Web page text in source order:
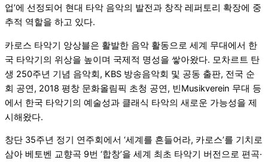
업’에 선정되어 현대 타악 음악의 발전과 창작 레퍼토리 확장에 중
추적 역할을 하고 있다.
카로스 타악기 앙상블은 활발한 음악 활동으로 세계 무대에서 한
국 타악기의 위상을 높이며 국제적 명성을 쌓아왔다. 모차르트 탄
생 250주년 기념 음악회, KBS 방송음악회 및 공동 출판, 전국 순
회 공연, 2018 평창 문화올림픽 초청 공연, 빈Musikverein 무대 등
에서 한국 타악기의 예술성과 클래식 타악의 새로운 가능성을 제
시해왔다.
창단 35주년 정기 연주회에서 ‘세계를 흔들어라, 카로스’를 기치로
삼아 베토벤 교향곡 9번 ‘합창’을 세계 최초 타악기 버전으로 편곡·